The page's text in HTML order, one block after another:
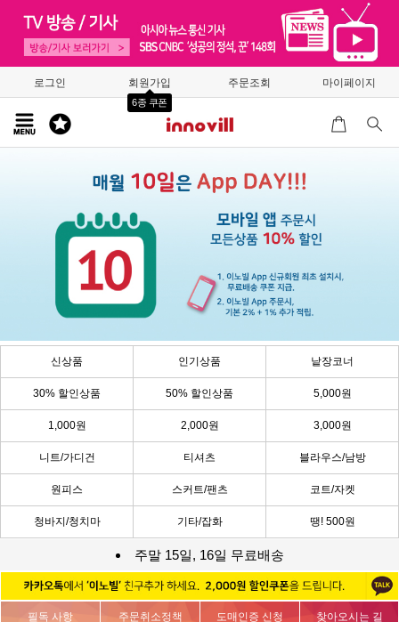
로그인 회원가입
6종 쿠폰
주문조회 마이페이지
신상품 인기상품 낱장코너
30% 할인상품 50% 할인상품 5,000원
1,000원 2,000원 3,000원
니트/가디건 티셔츠 블라우스/남방
원피스 스커트/팬츠 코트/자켓
청바지/청치마 기타/잡화 땡! 500원
주말 15일, 16일 무료배송
필독 사항 주문취소정책 도매인증 신청 찾아오시는 길